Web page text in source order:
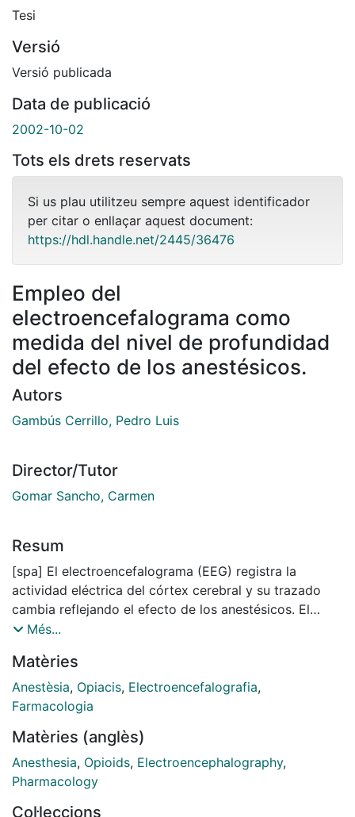
Tesi
Versió
Versió publicada
Data de publicació
2002-10-02
Tots els drets reservats
Si us plau utilitzeu sempre aquest identificador
per citar o enllaçar aquest document:
https://hdl.handle.net/2445/36476
Empleo del
electroencefalograma como
medida del nivel de profundidad
del efecto de los anestésicos.
Autors
Gambús Cerrillo, Pedro Luis
Director/Tutor
Gomar Sancho, Carmen
Resum
[spa] El electroencefalograma (EEG) registra la
actividad eléctrica del córtex cerebral y su trazado
cambia reflejando el efecto de los anestésicos. El
límite espectral 95% (LE95%) extraído del EEG
empleado para cuantificar el efecto de fármacos
anestésicos (opiáceos e hipnóticos) de forma
empírica. El Indice Biespectral linear (L-Bis) obtenido a
espectral, ha sido empleado también en la
cuantificación del efecto de fármacos anestésicos. El
parámetro canónico univariante de los opiáceos
Més...
Matèries
Anestèsia, Opiacis, Electroencefalografia,
Farmacologia
Matèries (anglès)
Anesthesia, Opioids, Electroencephalography,
Pharmacology
Col·leccions